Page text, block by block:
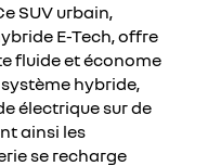
SUV urbain,
E-Tech, offre
fluide et économe
hybride,
électrique sur de
ainsi les
se recharge